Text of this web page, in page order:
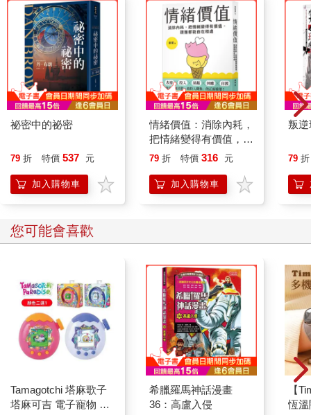
祕密中的祕密
79 折 特價 537 元
加入購物車
情緒價值：消除內耗，
把情緒變得有價值，跟
誰都能自在相處
79 折 特價 316 元
加入購物車
叛逆
79 折
您可能會喜歡
Tamagotchi 塔麻歌子
塔麻可吉 電子寵物 樂
希臘羅馬神話漫畫
36：高盧入侵
【
恆